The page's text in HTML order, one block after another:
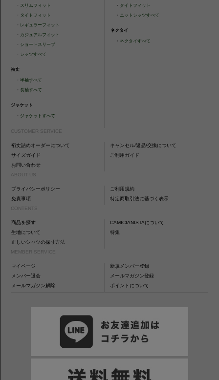
・ スリムフィット
・ タイトフィット
・ レギュラーフィット
・ カジュアルフィット
・ ショートスリーブ
・ シャツすべて
袖丈
・半袖すべて
・長袖すべて
ジャケット
・ ジャケットすべて
・ タイトフィット
・ ニットシャツすべて
ネクタイ
・ ネクタイすべて
CUSTOMER SERVICE
裄丈詰めオーダーについて
キャンセル/返品/交換について
サイズガイド
ご利用ガイド
お問い合わせ
ABOUT US
プライバシーポリシー
ご利用規約
免責事項
特定商取引法に基づく表示
CONTENTS
商品を探す
CAMICIANISTAについて
生地について
特集
正しいシャツの採寸方法
MEMBER SERVICE
マイページ
新規メンバー登録
メンバー退会
メールマガジン登録
メールマガジン解除
ポイントについて